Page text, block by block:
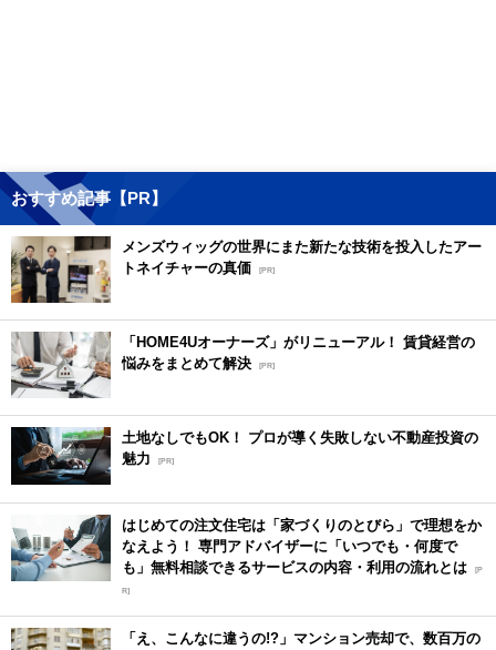
おすすめ記事【PR】
メンズウィッグの世界にまた新たな技術を投入したアー
トネイチャーの真価 [PR]
「HOME4Uオーナーズ」がリニューアル！ 賃貸経営の
悩みをまとめて解決 [PR]
土地なしでもOK！ プロが導く失敗しない不動産投資の
魅力
[PR]
はじめての注文住宅は「家づくりのとびら」で理想をか
なえよう！ 専門アドバイザーに「いつでも・何度で
も」無料相談できるサービスの内容・利用の流れとは [P
R]
「え、こんなに違うの!?」マンション売却で、数百万の